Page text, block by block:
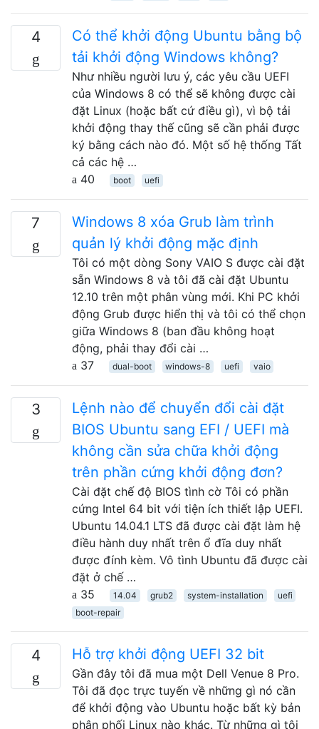
4
Có thể khởi động Ubuntu bằng bộ
tải khởi động Windows không?
Như nhiều người lưu ý, các yêu cầu UEFI
của Windows 8 có thể sẽ không được cài
đặt Linux (hoặc bất cứ điều gì), vì bộ tải
khởi động thay thế cũng sẽ cần phải được
ký bằng cách nào đó. Một số hệ thống Tất
cả các hệ …
40
boot uefi
7
Windows 8 xóa Grub làm trình
quản lý khởi động mặc định
Tôi có một dòng Sony VAIO S được cài đặt
sẵn Windows 8 và tôi đã cài đặt Ubuntu
12.10 trên một phân vùng mới. Khi PC khởi
động Grub được hiển thị và tôi có thể chọn
giữa Windows 8 (ban đầu không hoạt
động, phải thay đổi cài …
37
dual-boot windows-8 uefi vaio
3
Lệnh nào để chuyển đổi cài đặt
BIOS Ubuntu sang EFI / UEFI mà
không cần sửa chữa khởi động
trên phần cứng khởi động đơn?
Cài đặt chế độ BIOS tình cờ Tôi có phần
cứng Intel 64 bit với tiện ích thiết lập UEFI.
Ubuntu 14.04.1 LTS đã được cài đặt làm hệ
điều hành duy nhất trên ổ đĩa duy nhất
được đính kèm. Vô tình Ubuntu đã được cài
đặt ở chế …
35
14.04 grub2 system-installation
uefi
boot-repair
4 Hỗ trợ khởi động UEFI 32 bit
Gần đây tôi đã mua một Dell Venue 8 Pro.
Tôi đã đọc trực tuyến về những gì nó cần
để khởi động vào Ubuntu hoặc bất kỳ bản
phân phối Linux nào khác. Từ những gì tôi